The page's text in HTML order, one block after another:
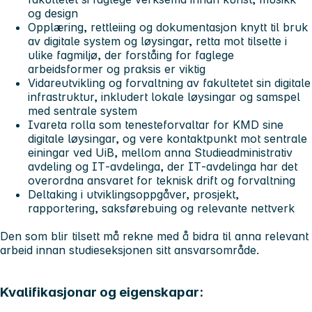
og design
Opplæring, rettleiing og dokumentasjon knytt til bruk
av digitale system og løysingar, retta mot tilsette i
ulike fagmiljø, der forståing for faglege
arbeidsformer og praksis er viktig
Vidareutvikling og forvaltning av fakultetet sin digitale
infrastruktur, inkludert lokale løysingar og samspel
med sentrale system
Ivareta rolla som tenesteforvaltar for KMD sine
digitale løysingar, og vere kontaktpunkt mot sentrale
einingar ved UiB, mellom anna Studieadministrativ
avdeling og IT‑avdelinga, der IT‑avdelinga har det
overordna ansvaret for teknisk drift og forvaltning
Deltaking i utviklingsoppgåver, prosjekt,
rapportering, saksførebuing og relevante nettverk
Den som blir tilsett må rekne med å bidra til anna relevant
arbeid innan studieseksjonen sitt ansvarsområde.
Kvalifikasjonar og eigenskapar: